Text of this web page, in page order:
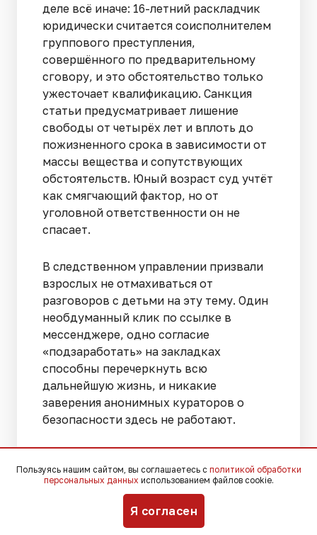
деле всё иначе: 16-летний раскладчик
юридически считается соисполнителем
группового преступления,
совершённого по предварительному
сговору, и это обстоятельство только
ужесточает квалификацию. Санкция
статьи предусматривает лишение
свободы от четырёх лет и вплоть до
пожизненного срока в зависимости от
массы вещества и сопутствующих
обстоятельств. Юный возраст суд учтёт
как смягчающий фактор, но от
уголовной ответственности он не
спасает.
В следственном управлении призвали
взрослых не отмахиваться от
разговоров с детьми на эту тему. Один
необдуманный клик по ссылке в
мессенджере, одно согласие
«подзаработать» на закладках
способны перечеркнуть всю
дальнейшую жизнь, и никакие
заверения анонимных кураторов о
безопасности здесь не работают.
задержаниимолодой пары
наркосбытчиков
Больше новостей о судебных делах,
Пользуясь нашим сайтом, вы соглашаетесь с политикой обработки
персональных данных использованием файлов cookie.
Я согласен